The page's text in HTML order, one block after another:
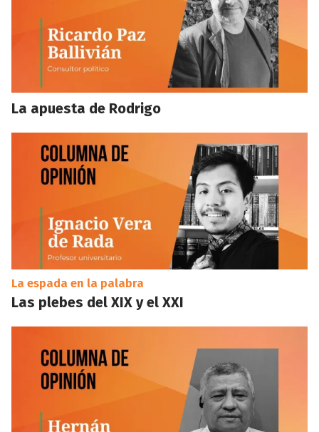
La apuesta de Rodrigo
La espada en la palabra
Las plebes del XIX y el XXI